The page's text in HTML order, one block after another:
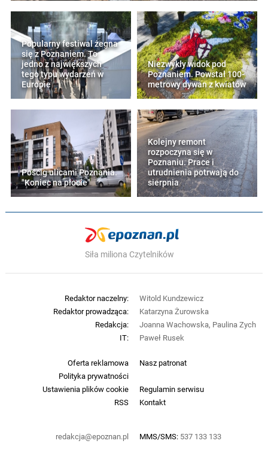
Popularny festiwal żegna
się z Poznaniem. To
jedno z największych
tego typu wydarzeń w
Europie
Niezwykły widok pod
Poznaniem. Powstał 100-
metrowy dywan z kwiatów
Pościg ulicami Poznania.
"Koniec na płocie"
Kolejny remont
rozpoczyna się w
Poznaniu. Prace i
utrudnienia potrwają do
sierpnia
Siła miliona Czytelników
Oferta reklamowa
Nasz patronat
Polityka prywatności
Ustawienia plików cookie
Regulamin serwisu
RSS
Kontakt
redakcja@epoznan.pl MMS/SMS: 537 133 133
Redaktor naczelny:
Witold Kundzewicz
Redaktor prowadząca:
Katarzyna Żurowska
Redakcja:
Joanna Wachowska, Paulina Zych
IT:
Paweł Rusek